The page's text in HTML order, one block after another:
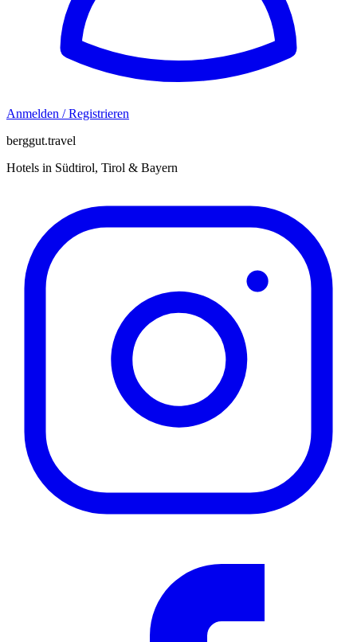
Anmelden / Registrieren
berggut.travel
Hotels in Südtirol, Tirol & Bayern